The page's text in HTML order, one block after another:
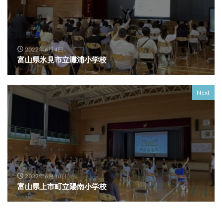
2022年6月4日
富山県氷見市立灘浦小学校
Next
2022年6月10日
富山県上市町立陽南小学校